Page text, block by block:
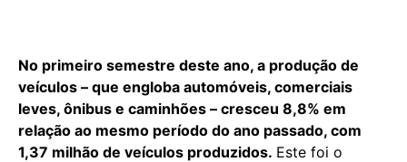
No primeiro semestre deste ano, a produção de
veículos – que engloba automóveis, comerciais
leves, ônibus e caminhões – cresceu 8,8% em
relação ao mesmo período do ano passado, com
1,37 milhão de veículos produzidos. Este foi o